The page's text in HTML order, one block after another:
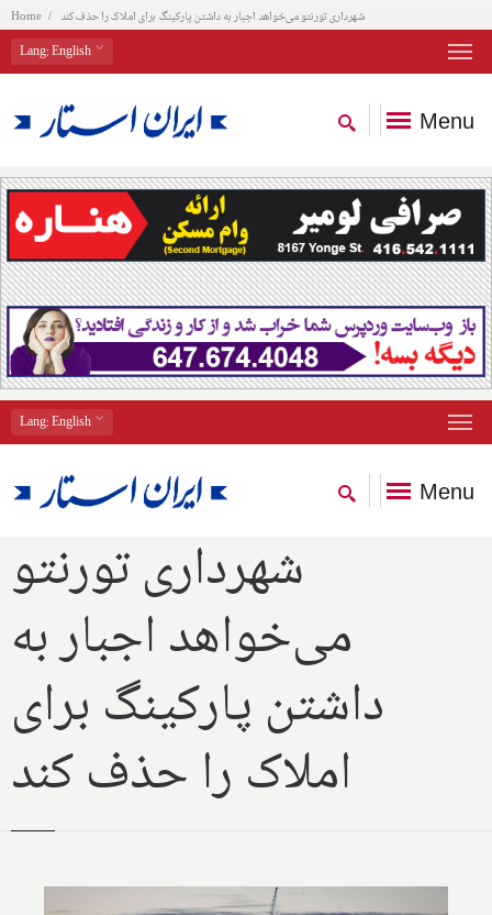
Home شهرداری تورنتو می‌خواهد اجبار به داشتن پارکینگ برای املاک را حذف کند
Lang: English
Menu
Lang: English
Menu
شهرداری تورنتو
می‌خواهد اجبار به
داشتن پارکینگ برای
املاک را حذف کند